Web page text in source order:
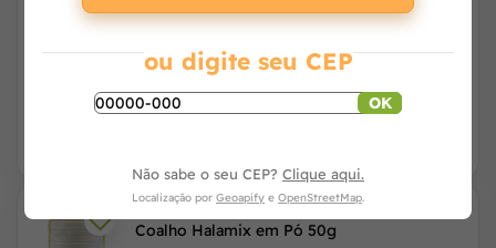
Coalho Halamix em Pó 50g
ou digite seu CEP
OK
Não sabe o seu CEP? Clique aqui.
Localização por Geoapify e OpenStreetMap